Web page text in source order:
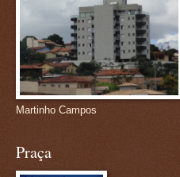
Martinho Campos
Praça